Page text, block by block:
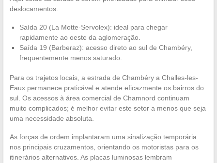
deslocamentos:
Saída 20 (La Motte-Servolex): ideal para chegar
rapidamente ao oeste da aglomeração.
Saída 19 (Barberaz): acesso direto ao sul de Chambéry,
frequentemente menos saturado.
Para os trajetos locais, a estrada de Chambéry a Challes-les-
Eaux permanece praticável e atende eficazmente os bairros do
sul. Os acessos à área comercial de Chamnord continuam
muito complicados; é melhor evitar este setor a menos que seja
uma necessidade absoluta.
As forças de ordem implantaram uma sinalização temporária
nos principais cruzamentos, orientando os motoristas para os
itinerários alternativos. As placas luminosas lembram